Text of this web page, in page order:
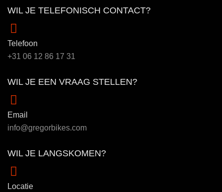
WIL JE TELEFONISCH CONTACT?
Telefoon
+31 06 12 86 17 31
WIL JE EEN VRAAG STELLEN?
Email
info@gregorbikes.com
WIL JE LANGSKOMEN?
Locatie